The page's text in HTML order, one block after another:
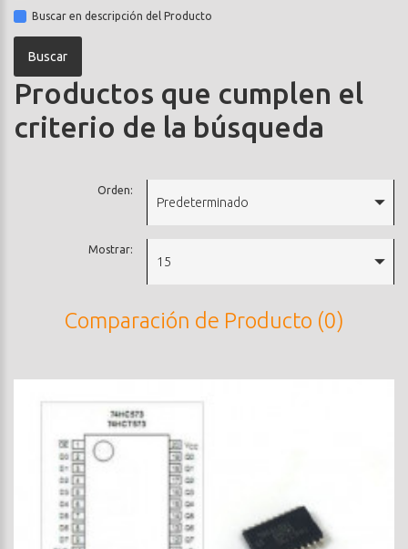
Buscar en descripción del Producto
Productos que cumplen el
criterio de la búsqueda
Orden:
Predeterminado
Mostrar:
15
Comparación de Producto (0)